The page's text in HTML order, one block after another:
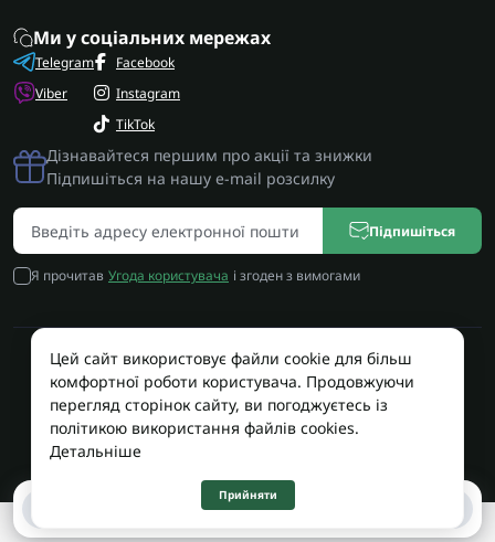
0
Ми у соціальних мережах
Telegram
Viber
Facebook
Instagram
TikTok
Дізнавайтеся першим про акції та знижки
Підпишіться на нашу e-mail розсилку
Підпишіться
Я прочитав Угода користувача і згоден з вимогами
Працює на OpenCart
Територія Сервісу © 2026
Цей сайт використовує файли cookie для більш
комфортної роботи користувача. Продовжуючи
перегляд сторінок сайту, ви погоджуєтесь із
політикою використання файлів cookies.
Детальніше
Прийняти